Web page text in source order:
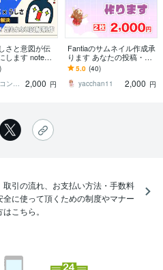
さと意図が伝
します note・
インスタ・ス
画像も対応
ゆき＠コンテンツの質底上げ図解制作
2,000 円
Fantiaのサムネイル作成承
ります あなたの投稿・商
品のサムネイルを作成致
します!!
5.0 (40)
yacchan11
2,000 円
引の流れ、お支払い方法・手数料
に使って頂くための制度やマナー
こちら。